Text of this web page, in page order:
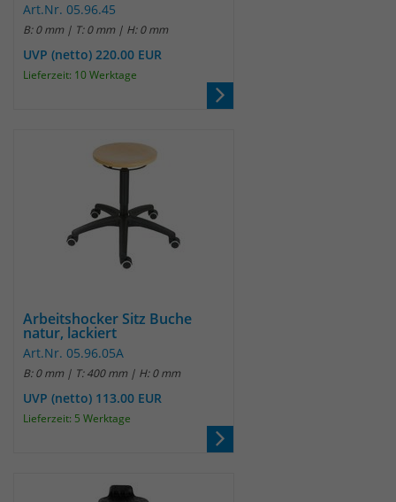
Art.Nr. 05.96.45
B: 0 mm | T: 0 mm | H: 0 mm
UVP (netto) 220.00 EUR
Lieferzeit: 10 Werktage
Arbeitshocker Sitz Buche
natur, lackiert
Art.Nr. 05.96.05A
B: 0 mm | T: 400 mm | H: 0 mm
UVP (netto) 113.00 EUR
Lieferzeit: 5 Werktage